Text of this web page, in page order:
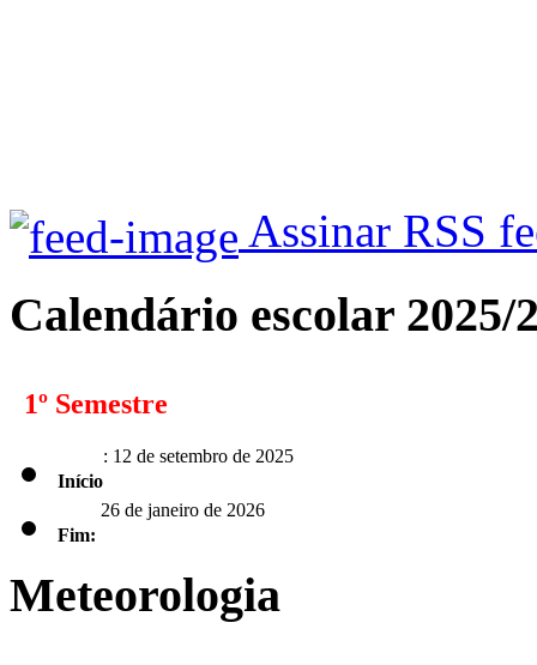
Assinar RSS
Calendário escolar 2025/
1º Semestre
Início: 12 de setembro de 2025
Fim: 26 de janeiro de 2026
2º Semestre
Meteorologia